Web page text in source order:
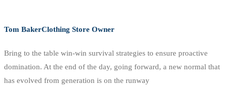
Tom BakerClothing Store Owner
Bring to the table win-win survival strategies to ensure proactive
domination. At the end of the day, going forward, a new normal that
has evolved from generation is on the runway